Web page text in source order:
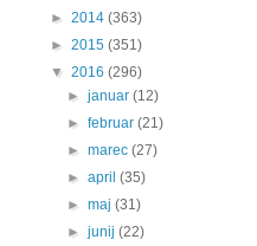
► 2014 (363)
► 2015 (351)
▼ 2016 (296)
►januar(12)
►februar(21)
►marec(27)
►april(35)
►maj(31)
►junij(22)